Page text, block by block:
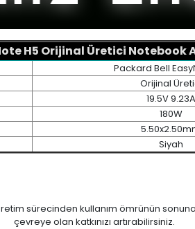
H5 Orijinal Üretici Notebook
Packard Bell
Orijinal
19.5V 9.23A
180W
Siyah
sürecinden kullanım ömrünün
çevreye olan katkınızı artırabilirsiniz.